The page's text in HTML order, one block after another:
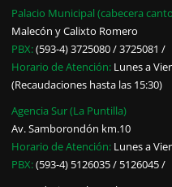
Palacio Municipal (cabecera
Malecón y Calixto Romero
PBX:(593-4) 3725080 / 3725081 /
Horario de Atención: Lunes a
(Recaudaciones hasta las 15:30)
Agencia Sur (La Puntilla)
Av. Samborondón km.10
Horario de Atención: Lunes a
PBX:(593-4) 5126035 / 5126045 /